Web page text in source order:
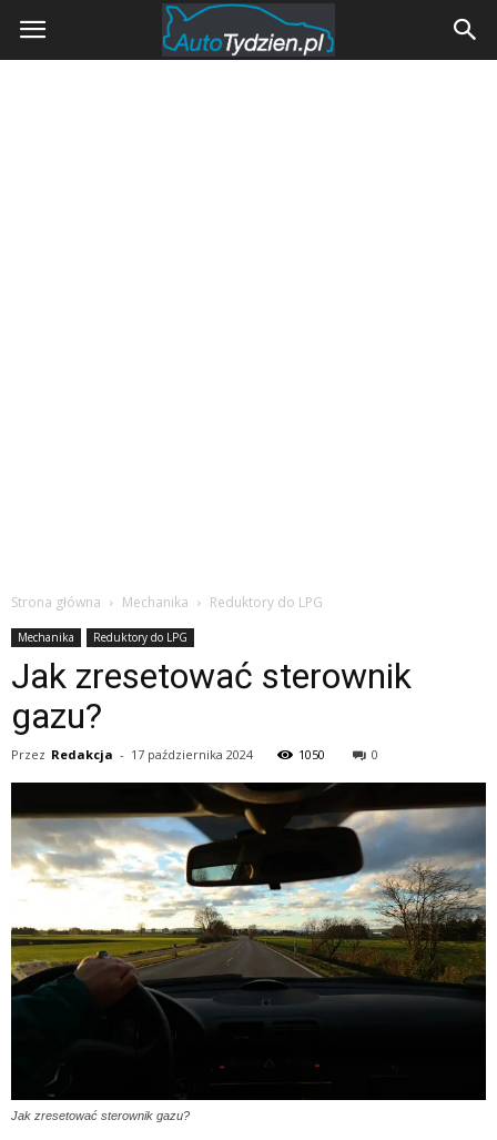
AutoTydzien.pl
Strona główna Mechanika Reduktory do LPG
Mechanika Reduktory do LPG
Jak zresetować sterownik
gazu?
Przez Redakcja - 17 października 2024 1050 0
Jak zresetować sterownik gazu?